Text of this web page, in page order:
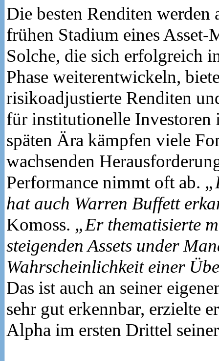
Die besten Renditen werden
frühen Stadium eines Asset-
Solche, die sich erfolgreich
Phase weiterentwickeln,
risikoadjustierte Renditen
für institutionelle Investoren
späten Ära kämpfen viele
wachsenden
Performance nimmt oft ab.
hat auch Warren Buffett
Komoss. „Er thematisierte
steigenden Assets under
Wahrscheinlichkeit einer
Das ist auch an seiner
sehr gut erkennbar, erzielte
Alpha im ersten Drittel